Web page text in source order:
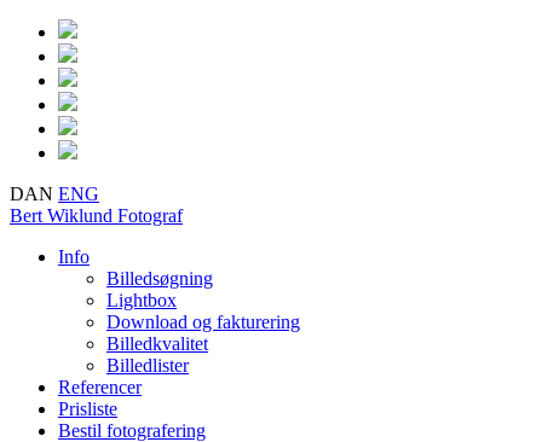
DAN ENG
Bert Wiklund Fotograf
Info
Billedsøgning
Lightbox
Download og fakturering
Billedkvalitet
Billedlister
Referencer
Prisliste
Bestil fotografering